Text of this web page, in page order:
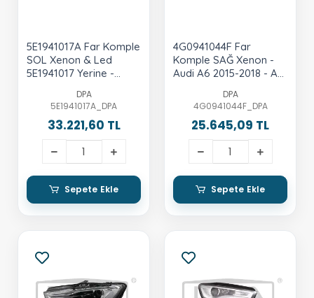
5E1941017A Far Komple
SOL Xenon & Led
5E1941017 Yerine -
DPA
5E1941017A_DPA
33.221,60 TL
Sepete Ekle
4G0941044F Far
Komple SAĞ Xenon -
Audi A6 2015-2018 - A6
Quattro 2015-2018
DPA
4G0941044F_DPA
25.645,09 TL
Sepete Ekle